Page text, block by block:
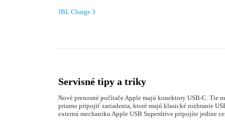
JBL Charge 3
Servisné tipy a triky
Nové prenosné počítače Apple majú konektory USB-C. Tie
priamo pripojiť zariadenia, ktoré majú klasické rozhranie
externú mechaniku Apple USB Superdrive pripojíte jedine